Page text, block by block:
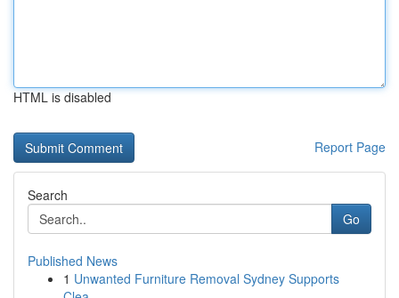
HTML is disabled
Report Page
Search
Go
Published News
1 Unwanted Furniture Removal Sydney Supports